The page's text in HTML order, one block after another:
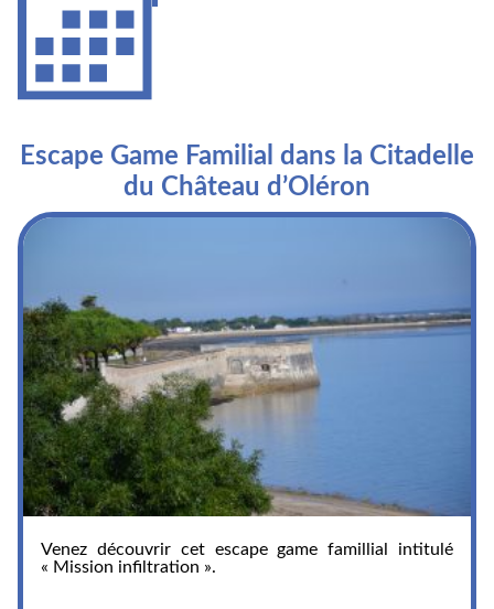
Escape Game Familial dans la Citadelle
du Château d’Oléron
Venez découvrir cet escape game famillial intitulé
« Mission infiltration ».